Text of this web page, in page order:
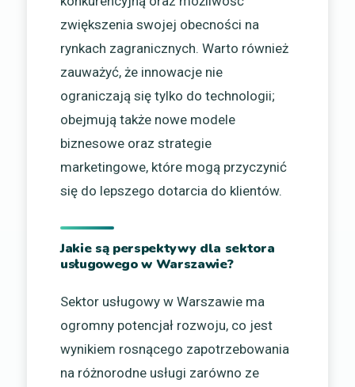
zwiększenia swojej obecności na
rynkach zagranicznych. Warto również
zauważyć, że innowacje nie
ograniczają się tylko do technologii;
obejmują także nowe modele
biznesowe oraz strategie
marketingowe, które mogą przyczynić
się do lepszego dotarcia do klientów.
Jakie są perspektywy dla sektora
usługowego w Warszawie?
Sektor usługowy w Warszawie ma
ogromny potencjał rozwoju, co jest
wynikiem rosnącego zapotrzebowania
na różnorodne usługi zarówno ze